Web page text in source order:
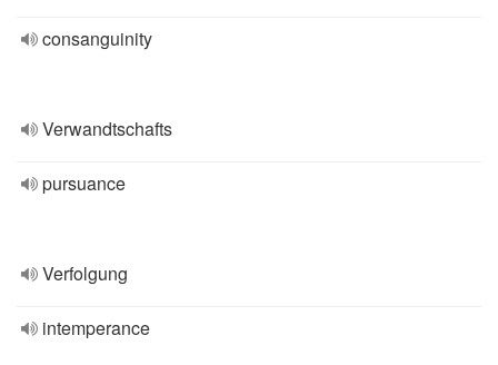
consanguinity
Verwandtschafts
pursuance
Verfolgung
intemperance